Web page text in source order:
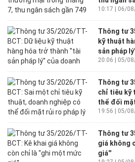
10:17 | 06/
Thông tư
kỹ thuật
sản pháp
20:06 | 05/
Thông tư
chỉ tiêu kỹ
thể đối
19:56 | 05/
Thông tư
giá không
giá''